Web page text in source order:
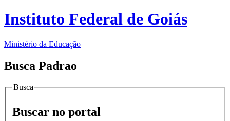
Instituto Federal de Goiás
Ministério da Educação
Busca Padrao
Busca
Buscar no portal